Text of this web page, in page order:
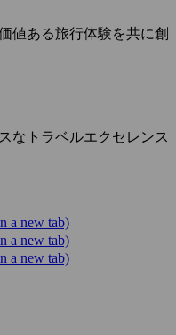
値ある旅行体験を共に創
なトラベルエクセレンス
a new tab)
a new tab)
a new tab)